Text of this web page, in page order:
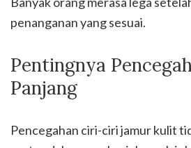
penanganan yang sesuai.
Pentingnya
Panjang
Pencegahan ciri-ciri jamur kulit